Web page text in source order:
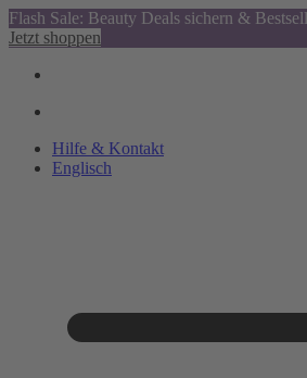
Flash Sale: Beauty Deals sichern &
Jetzt shoppen
Hilfe & Kontakt
Englisch